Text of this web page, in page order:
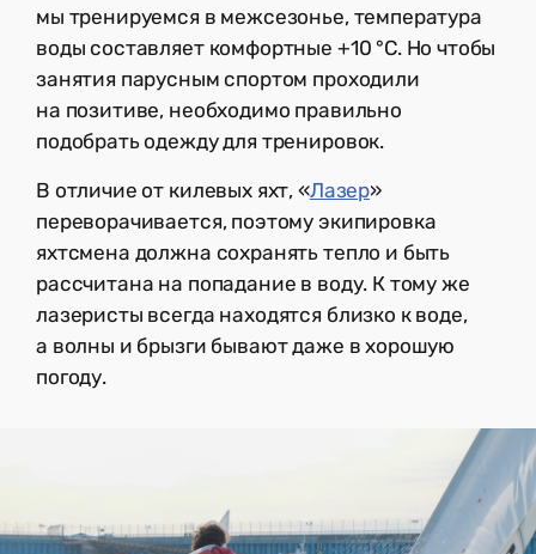
мы тренируемся в межсезонье, температура
воды составляет комфортные +10 °C. Но чтобы
занятия парусным спортом проходили
на позитиве, необходимо правильно
подобрать одежду для тренировок.
В отличие от килевых яхт, «Лазер»
переворачивается, поэтому экипировка
яхтсмена должна сохранять тепло и быть
рассчитана на попадание в воду. К тому же
лазеристы всегда находятся близко к воде,
а волны и брызги бывают даже в хорошую
погоду.